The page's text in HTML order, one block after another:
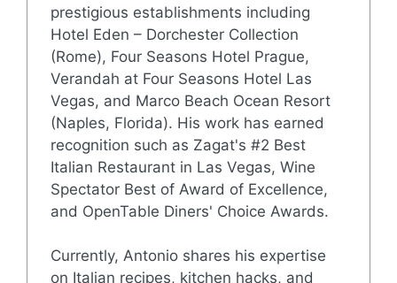
prestigious establishments including
Hotel Eden – Dorchester Collection
(Rome), Four Seasons Hotel Prague,
Verandah at Four Seasons Hotel Las
Vegas, and Marco Beach Ocean Resort
(Naples, Florida). His work has earned
recognition such as Zagat's #2 Best
Italian Restaurant in Las Vegas, Wine
Spectator Best of Award of Excellence,
and OpenTable Diners' Choice Awards.
Currently, Antonio shares his expertise
on Italian recipes, kitchen hacks, and